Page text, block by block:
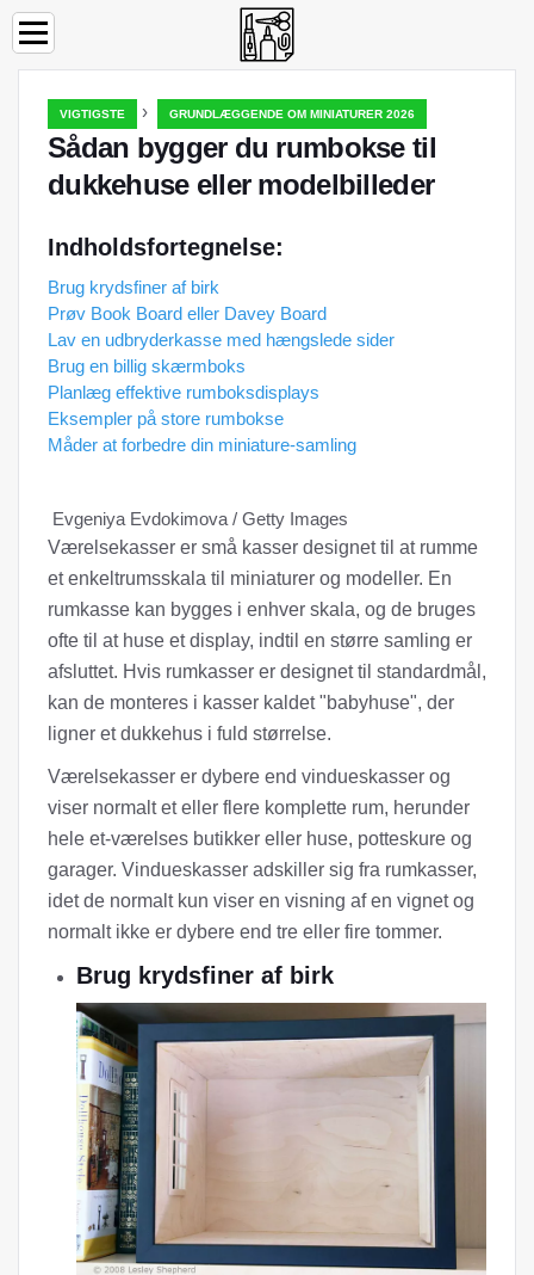
VIGTIGSTE › GRUNDLÆGGENDE OM MINIATURER 2026
Sådan bygger du rumbokse til
dukkehuse eller modelbilleder
Indholdsfortegnelse:
Brug krydsfiner af birk
Prøv Book Board eller Davey Board
Lav en udbryderkasse med hængslede sider
Brug en billig skærmboks
Planlæg effektive rumboksdisplays
Eksempler på store rumbokse
Måder at forbedre din miniature-samling
Evgeniya Evdokimova / Getty Images
Værelsekasser er små kasser designet til at rumme
et enkeltrumsskala til miniaturer og modeller. En
rumkasse kan bygges i enhver skala, og de bruges
ofte til at huse et display, indtil en større samling er
afsluttet. Hvis rumkasser er designet til standardmål,
kan de monteres i kasser kaldet "babyhuse", der
ligner et dukkehus i fuld størrelse.
Værelsekasser er dybere end vindueskasser og
viser normalt et eller flere komplette rum, herunder
hele et-værelses butikker eller huse, potteskure og
garager. Vindueskasser adskiller sig fra rumkasser,
idet de normalt kun viser en visning af en vignet og
normalt ikke er dybere end tre eller fire tommer.
Brug krydsfiner af birk